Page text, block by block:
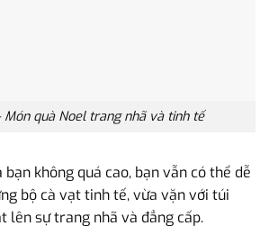
Món quà Noel trang nhã và tinh tế
bạn không quá cao, bạn vẫn có thể dễ
bộ cà vạt tinh tế, vừa vặn với túi
lên sự trang nhã và đẳng cấp.